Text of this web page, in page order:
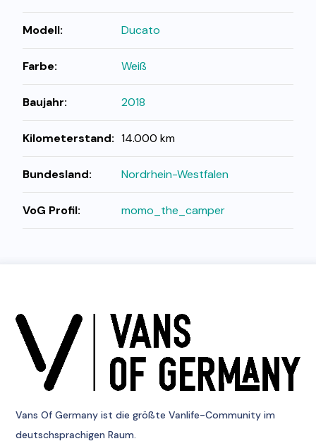
Modell: Ducato
Farbe: Weiß
Baujahr: 2018
Kilometerstand: 14.000 km
Bundesland: Nordrhein-Westfalen
VoG Profil: momo_the_camper
Vans Of Germany ist die größte Vanlife-Community im
deutschsprachigen Raum.